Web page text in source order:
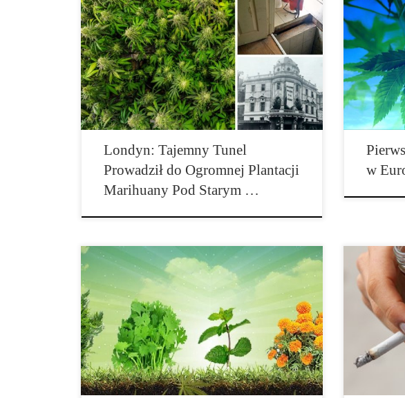
Niezwykłe znalezisko w Londynie: całkiem przez
przypadek policja odkryła wartą miliony funtów
plantację cannabisu i to pod starym teatrem Broadway.
Początek sprawy był jak zwykle całkowicie mało
spektakularny i niewinny. Zaniepokojeni sąsiedzi
zgłosili policji próbę włamania do domu w Deptford,
w południowo-wschodniej części stolicy Wielkiej
Brytanii. Na miejscu funkcjonariusze nie […]
Londyn: Tajemny Tunel
Prowadził do Ogromnej Plantacji
Marihuany Pod Starym …
Uprawa i
być w
dla
handlarzy
sprzedają
samym
temu kres.
w
Ze względu na to, że coraz większa ilość ludzi
aby znaleźć sposób na maksymalizację plonów i
poprawę zdrowia roślin. Jeśli uprawiasz konopie na
świeżym powietrzu, dobrą i tanią metodą jest tak
zwana uprawa współrzędna. Wraz z pojawieniem się
syntetycznych składników odżywczych i […]
Mniej
większości
lekarstwa.
akt
–
Psychiatrii